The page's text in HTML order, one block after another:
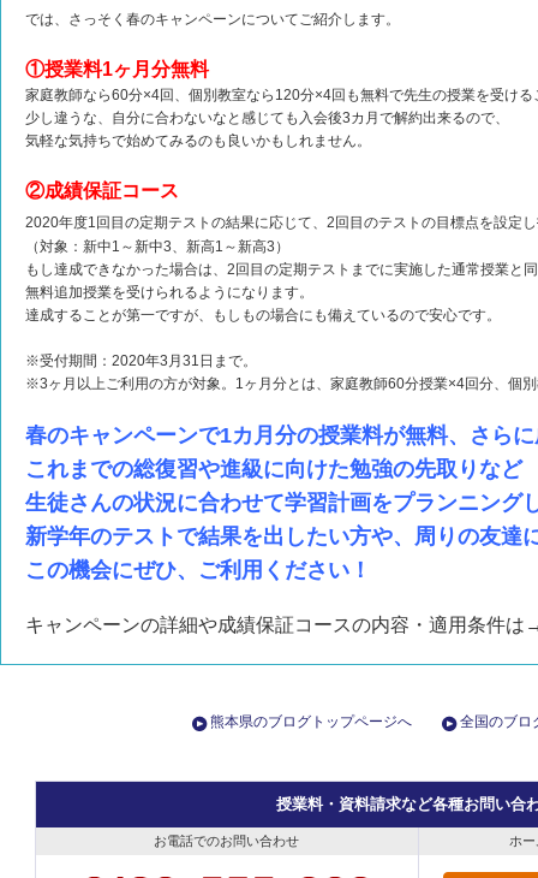
では、さっそく春のキャンペーンについてご紹介します。
①授業料1ヶ月分無料
家庭教師なら60分×4回、個別教室なら120分×4回も無料で先生の授業を受ける
少し違うな、自分に合わないなと感じても入会後3カ月で解約出来るので、
気軽な気持ちで始めてみるのも良いかもしれません。
②成績保証コース
2020年度1回目の定期テストの結果に応じて、2回目のテストの目標点を設定
（対象：新中1～新中3、新高1～新高3）
もし達成できなかった場合は、2回目の定期テストまでに実施した通常授業と
無料追加授業を受けられるようになります。
達成することが第一ですが、もしもの場合にも備えているので安心です。
※受付期間：2020年3月31日まで。
※3ヶ月以上ご利用の方が対象。1ヶ月分とは、家庭教師60分授業×4回分、個
春のキャンペーンで1カ月分の授業料が無料、さら
これまでの総復習や進級に向けた勉強の先取りなど
生徒さんの状況に合わせて学習計画をプランニング
新学年のテストで結果を出したい方や、周りの友達
この機会にぜひ、ご利用ください！
キャンペーンの詳細や成績保証コースの内容・適用条件は
熊本県のブログトップページへ 全国のブロ
授業料・資料請求など各種お問い合
お電話でのお問い合わせ ホ